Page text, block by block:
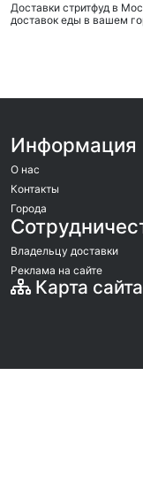
Доставки стритфуд в
доставок еды в вашем
Информация
О нас
Контакты
Города
Владельцу доставки
Реклама на сайте
Карта сайта